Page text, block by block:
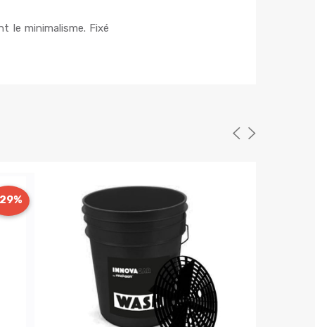
le minimalisme. Fixé